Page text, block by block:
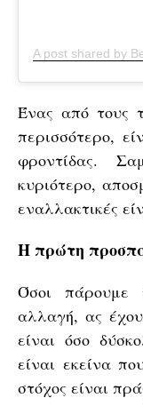
A post shared by
Ένας από τους
περισσότερο,
φροντίδας.
κυριότερο,
εναλλακτικές
Η πρώτη
Όσοι πάρουμε
αλλαγή, ας
είναι όσο
είναι εκείνα
στόχος είναι